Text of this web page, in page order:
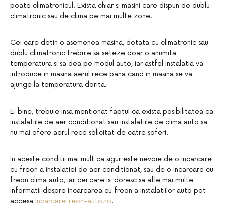
poate climatronicul. Exista chiar si masini care dispun de dublu
climatronic sau de clima pe mai multe zone.
Cei care detin o asemenea masina, dotata cu climatronic sau
dublu climatronic trebuie sa seteze doar o anumita
temperatura si sa dea pe modul auto, iar astfel instalatia va
introduce in masina aerul rece pana cand in masina se va
ajunge la temperatura dorita.
Ei bine, trebuie insa mentionat faptul ca exista posibilitatea ca
instalatiile de aer conditionat sau instalatiile de clima auto sa
nu mai ofere aerul rece solicitat de catre soferi.
In aceste conditii mai mult ca sigur este nevoie de o incarcare
cu freon a instalatiei de aer conditionat, sau de o incarcare cu
freon clima auto, iar cei care isi doresc sa afle mai multe
informatii despre incarcarea cu freon a instalatiilor auto pot
accesa Incarcarefreon-auto.ro.